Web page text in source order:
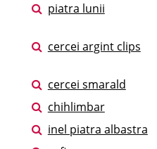
piatra lunii
cercei argint clips
cercei smarald
chihlimbar
inel piatra albastra